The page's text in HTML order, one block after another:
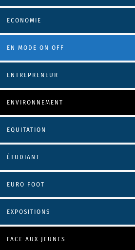
ECONOMIE
EN MODE ON OFF
ENTREPRENEUR
ENVIRONNEMENT
EQUITATION
ÉTUDIANT
EURO FOOT
EXPOSITIONS
FACE AUX JEUNES